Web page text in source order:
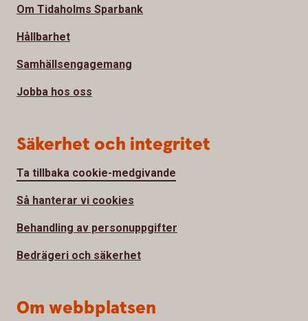
Om Tidaholms Sparbank
Hållbarhet
Samhällsengagemang
Jobba hos oss
Säkerhet och integritet
Ta tillbaka cookie-medgivande
Så hanterar vi cookies
Behandling av personuppgifter
Bedrägeri och säkerhet
Om webbplatsen